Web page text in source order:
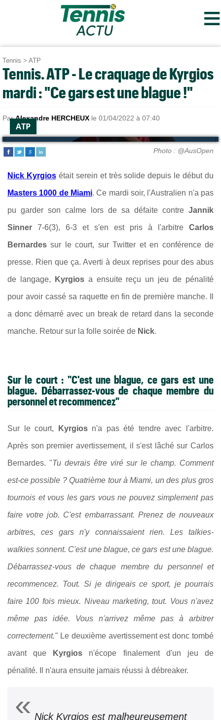
≡
Tennis > ATP
Tennis. ATP - Le craquage de Kyrgios
mardi : "Ce gars est une blague !"
ParAlexandre HERCHEUX le 01/04/2022 à 07:40
ATP
Photo : @AusOpen
Nick Kyrgios était serein et très solide depuis le début du
Masters 1000 de Miami. Ce mardi soir, l'Australien n'a pas
pu garder son calme lors de sa défaite contre Jannik
Sinner 7-6(3), 6-3 et s'en est pris à l'arbitre Carlos
Bernardes sur le court, sur Twitter et en conférence de
presse. Rien que ça. Averti à deux reprises pour des abus
de langage, Kyrgiosa ensuite reçu un jeu de pénalité
pour avoir cassé sa raquette en fin de première manche. Il
a donc démarré avec un break de retard dans la seconde
manche. Retour sur la folle soirée de Nick.
Sur le court : "C'est une blague, ce gars est une
blague. Débarrassez-vous de chaque membre du
personnel et recommencez"
Sur le court, Kyrgiosn'a pas été tendre avec l'arbitre.
Après son premier avertissement, il s'est lâché sur Carlos
Bernardes. "Tu devrais être viré sur le champ. Comment
est-ce possible ? Quatrième tour à Miami, un des plus gros
tournois et vous les gars vous ne pouvez simplement pas
faire votre job. C'est embarrassant. Prenez de nouveaux
arbitres, ces gars n'y connaissaient rien. Les talkies-
walkies sonnent. C'est une blague, ce gars est une blague.
Débarrassez-vous de chaque membre du personnel et
recommencez. Tout. Si je dirigeais ce sport, je pourrais
faire 100 fois mieux. Niveau marketing, tout. Vous n'avez
même pas idée. Vous n'arrivez même pas à arbitrer
correctement." Le deuxième avertissement est donc tombé
avant que Kyrgios n'écope finalement d'un jeu de
pénalité. Il n'aura ensuite jamais réussi à débreaker.
Nick Kyrgios est malheureusement